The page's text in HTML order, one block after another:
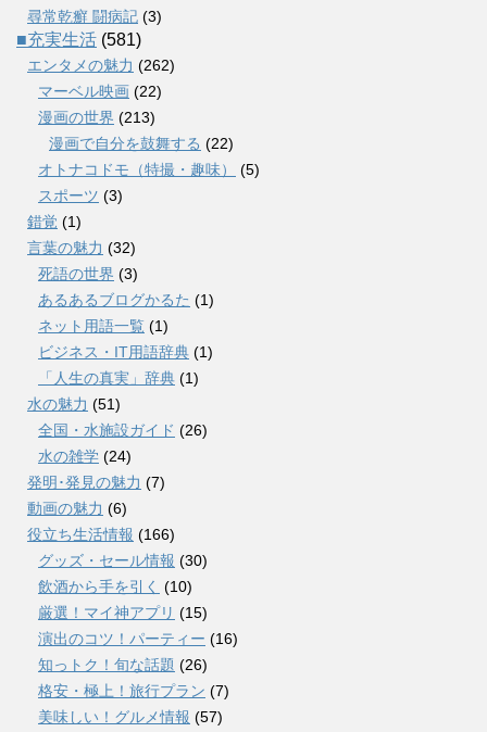
尋常乾癬 闘病記 (3)
■充実生活 (581)
エンタメの魅力 (262)
マーベル映画 (22)
漫画の世界 (213)
漫画で自分を鼓舞する (22)
オトナコドモ（特撮・趣味）
(5)
スポーツ (3)
錯覚 (1)
言葉の魅力 (32)
死語の世界 (3)
あるあるブログかるた (1)
ネット用語一覧 (1)
ビジネス・IT用語辞典 (1)
「人生の真実」辞典 (1)
水の魅力 (51)
全国・水施設ガイド (26)
水の雑学 (24)
発明･発見の魅力 (7)
動画の魅力 (6)
役立ち生活情報 (166)
グッズ・セール情報 (30)
飲酒から手を引く (10)
厳選！マイ神アプリ (15)
演出のコツ！パーティー (16)
知っトク！旬な話題 (26)
格安・極上！旅行プラン (7)
美味しい！グルメ情報 (57)